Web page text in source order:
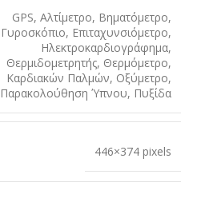
GPS, Αλτίμετρο, Βηματόμετρο,
Γυροσκόπιο, Επιταχυνσιόμετρο,
Ηλεκτροκαρδιογράφημα,
Θερμιδομετρητής, Θερμόμετρο,
Καρδιακών Παλμών, Οξύμετρο,
Παρακολούθηση Ύπνου, Πυξίδα
446×374 pixels